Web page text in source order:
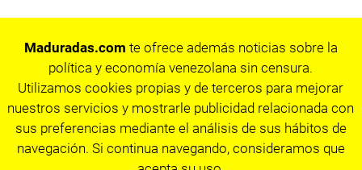
Maduradas.com te ofrece además noticias sobre la
política y economía venezolana sin censura.
Utilizamos cookies propias y de terceros para mejorar
nuestros servicios y mostrarle publicidad relacionada con
sus preferencias mediante el análisis de sus hábitos de
navegación. Si continua navegando, consideramos que